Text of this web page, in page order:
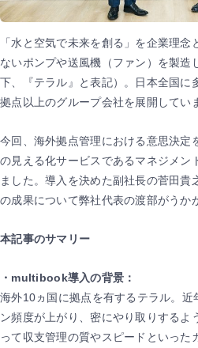
「水と空気で未来を創る」を企業理
ないポンプや送風機（ファン）を製造
下、『テラル』と表記）。日本全国に
拠点以上のグループ会社を展開してい
今回、海外拠点管理における意思決
の見える化サービスであるマネジメン
ました。導入を決めた副社長の菅田貴
の成果について弊社代表の渡部がうか
本記事のサマリー
・multibook導入の背景：
海外10ヵ国に拠点を有するテラル。近
ン頻度が上がり、密にやり取りするよ
って収支管理の質やスピードといった